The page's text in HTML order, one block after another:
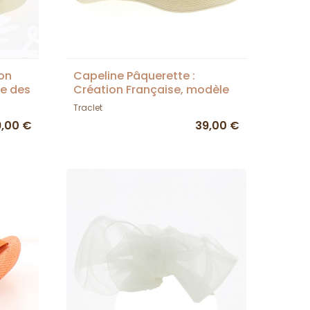
des
€
Capeline Pâquerette :
Création Française, modèle
des ateliers de la Chapellerie
Traclet
39,00 €